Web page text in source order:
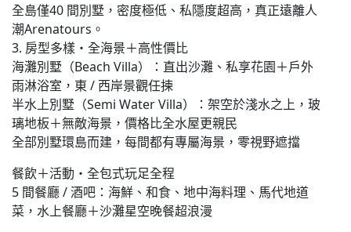
全島僅40 間別墅，密度極低、私隱度超高，真正遠離人
潮Arenatours。
3. 房型多樣・全海景＋高性價比
海灘別墅（Beach Villa）：直出沙灘、私享花園＋戶外
雨淋浴室，東 / 西岸景觀任揀
半水上別墅（Semi Water Villa）：架空於淺水之上，玻
璃地板＋無敵海景，價格比全水屋更親民
全部別墅環島而建，每間都有專屬海景，零視野遮擋
餐飲＋活動・全包式玩足全程
5 間餐廳 / 酒吧：海鮮、和食、地中海料理、馬代地道
菜，水上餐廳＋沙灘星空晚餐超浪漫